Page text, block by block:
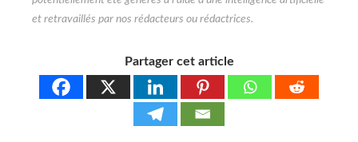
Partager cet article